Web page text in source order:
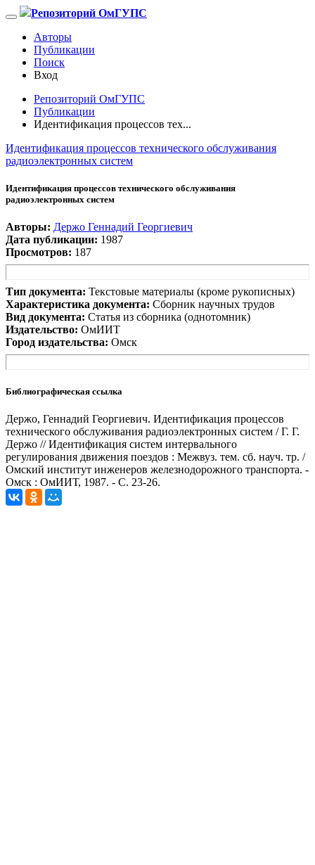
Репозиторий ОмГУПС
Авторы
Публикации
Поиск
Вход
Репозиторий ОмГУПС
Публикации
Идентификация процессов тех...
Идентификация процессов технического обслуживания
радиоэлектронных систем
Идентификация процессов технического обслуживания
радиоэлектронных систем
Авторы: Держо Геннадий Георгиевич
Дата публикации: 1987
Просмотров: 187
Тип документа: Текстовые материалы (кроме рукописных)
Характеристика документа: Сборник научных трудов
Вид документа: Статья из сборника (однотомник)
Издательство: ОмИИТ
Город издательства: Омск
Библиографическая ссылка
Держо, Геннадий Георгиевич. Идентификация процессов
технического обслуживания радиоэлектронных систем / Г. Г.
Держо // Идентификация систем интервального
регулирования движения поездов : Межвуз. тем. сб. науч. тр. /
Омский институт инженеров железнодорожного транспорта. -
Омск : ОмИИТ, 1987. - С. 23-26.